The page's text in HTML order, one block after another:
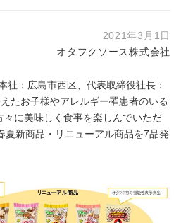
2021年3月1日
オタフクソース株式会社
：広島市西区、代表取締役社長：
たお子様やアレルギー罹患者のいる
々に美味しく食事を楽しんでいただ
夏新商品・リニューアル商品を7品発